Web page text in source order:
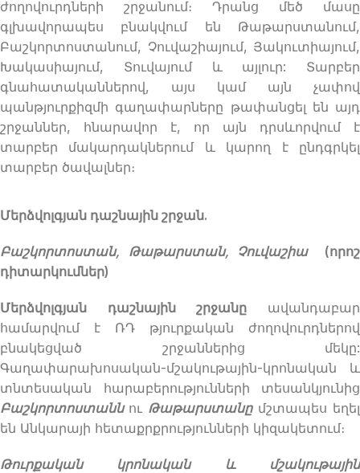
ժողովուրդների շրջանում։ Դրանց մեծ մասը
գլխավորապես բնակվում են Թաթարստանում,
Բաշկորտոստանում, Չուվաշիայում, Յակուտիայում,
Խակասիայում, Տուվայում և այլուր: Տարբեր
գնահատականներով, այս կամ այն ​​չափով
պանթյուրքիզմի գաղափարները թափանցել են այդ
շրջաններ, հնարավոր է, որ այն դրսևորվում է
տարբեր մակարդակներում և կարող է ընդգրկել
տարբեր ծավալներ։
Մերձվոլգյան դաշնային շրջան.
Բաշկորտոստան, Թաթարստան, Չուվաշիա (որոշ
դիտարկումներ)
Մերձվոլգյան դաշնային շրջանը ավանդաբար
համարվում է ՌԴ թյուրքական ժողովուրդներով
բնակեցված շրջաններից մեկը:
Գաղափարախոսական-մշակութային-կրոնական և
տնտեսական հարաբերությունների տեսանկյունից
Բաշկորտոստանն ու Թաթարստանըմշտապես եղել
են Անկարայի հետաքրքրությունների կիզակետում։
Թուրքական կրոնական և մշակութային